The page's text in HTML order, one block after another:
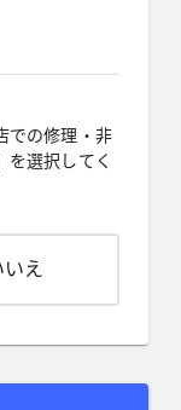
での修理・非
を選択してく
いえ